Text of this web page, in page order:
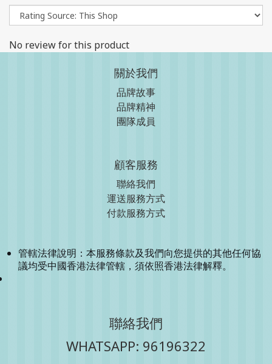
No review for this product
關於我們
品牌故事
品牌精神
團隊成員
顧客服務
聯絡我們
運送服務方式
付款服務方式
管轄法律說明：本服務條款及我們向您提供的其他任何協
議均受中國香港法律管轄，須依照香港法律解釋。
聯絡我們
WHATSAPP: 96196322